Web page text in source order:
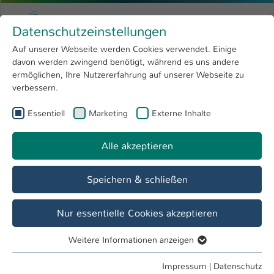
Menu
Forschung 4
Open submenu
Hochschule
International
Zum Hauptinhalt springen
Hochschule Kaiserslautern
Sie sind hier:
Aktuelles
Veranstaltungen
1 Einträge gefunden
24. Juni 14:00 Uhr
Fit mit Starterkit - Chunk-Abend 4
Juni 2026
Datenschutzeinstellungen
Auf unserer Webseite werden Cookies verwendet. Einige
davon werden zwingend benötigt, während es uns andere
ermöglichen, Ihre Nutzererfahrung auf unserer Webseite zu
verbessern.
Essentiell Marketing Externe Inhalte
Alle akzeptieren
Speichern & schließen
Nur essentielle Cookies akzeptieren
Essentielle Cookies werden für grundlegende Funktionen
Weitere Informationen anzeigen
Impressum | Datenschutz